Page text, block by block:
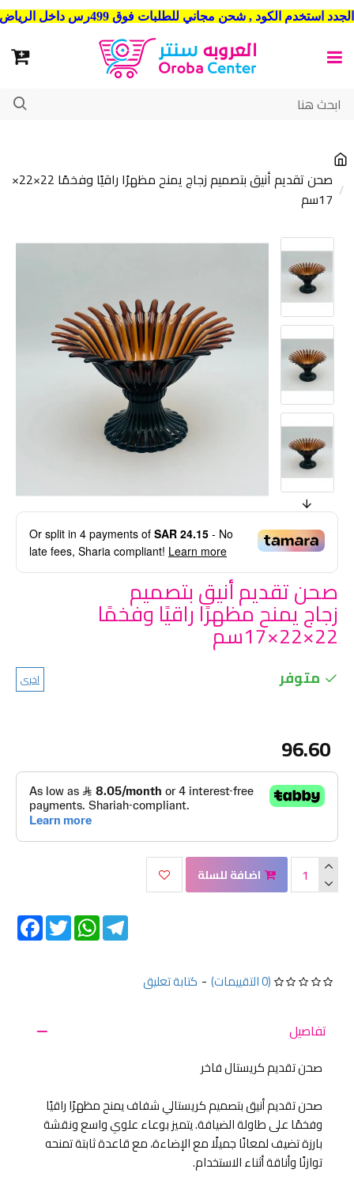
شحن مجاني للطلبات فوق 499رس داخل الرياض . وشحن الي جميع مدن المملكة العربية السعودية
صحن تقديم أنيق بتصميم زجاج يمنح مظهرًا راقيًا وفخمًا 22×22×
17سم
Or split in 4 payments of SAR 24.15 - No
late fees, Sharia compliant! Learn more
صحن تقديم أنيق بتصميم
زجاج يمنح مظهرًا راقيًا وفخمًا
22×22×17سم
متوفر اخرى
(0 التقييمات) - كتابة تعليق
96.60
اضافة للسلة
Twitter
WhatsAppTelegram
تفاصيل
صحن تقديم كريستال فاخر
صحن تقديم أنيق بتصميم كريستالي شفاف يمنح مظهرًا راقيًا
وفخمًا على طاولة الضيافة. يتميز بوعاء علوي واسع ونقشة
بارزة تضيف لمعانًا جميلًا مع الإضاءة، مع قاعدة ثابتة تمنحه
توازنًا وأناقة أثناء الاستخدام.